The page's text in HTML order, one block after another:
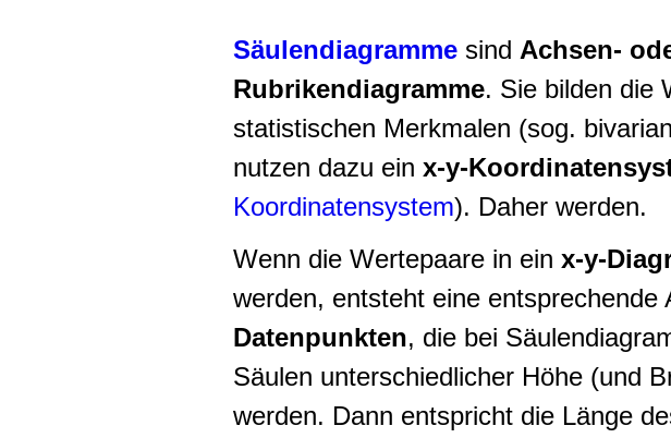
Säulendiagramme sind Achsen-
Rubrikendiagramme. Sie bilden die
statistischen Merkmalen (sog.
nutzen dazu ein x-y-
Koordinatensystem). Daher werden.
Wenn die Wertepaare in ein x-y-
werden, entsteht eine entsprechende
Datenpunkten, die bei
Säulen unterschiedlicher Höhe (und
werden. Dann entspricht die Länge